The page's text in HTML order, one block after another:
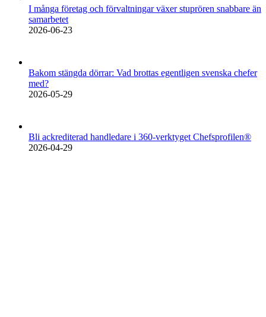
I många företag och förvaltningar växer stuprören snabbare än
samarbetet
2026-06-23
Bakom stängda dörrar: Vad brottas egentligen svenska chefer
med?
2026-05-29
Bli ackrediterad handledare i 360-verktyget Chefsprofilen®
2026-04-29